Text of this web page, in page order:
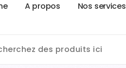
e A propos Nos services